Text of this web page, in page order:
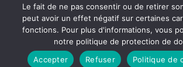
Copyright© 2024 – Banos-industrie.fr |
légales|Protections des données|
Le fait de ne pas consentir ou de retirer
peut avoir un effet négatif sur certaines
fonctions. Pour plus d'informations, vous
notre politique de protection de
Accepter
Refuser Politique de